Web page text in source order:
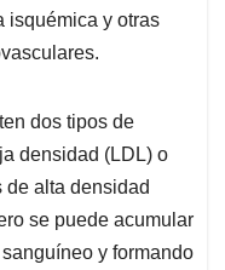
isquémica y otras
dos tipos de
densidad (LDL) o
alta densidad
se puede acumular
y formando